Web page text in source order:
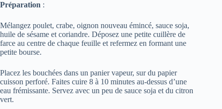
Préparation :
Mélangez poulet, crabe, oignon nouveau émincé, sauce soja,
huile de sésame et coriandre. Déposez une petite cuillère de
farce au centre de chaque feuille et refermez en formant une
petite bourse.
Placez les bouchées dans un panier vapeur, sur du papier
cuisson perforé. Faites cuire 8 à 10 minutes au-dessus d’une
eau frémissante. Servez avec un peu de sauce soja et du citron
vert.